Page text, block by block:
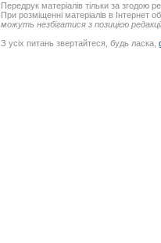
Передрук матеріалів тільки за згодою
При розміщенні матеріалів в Інтернет
можуть незбігатися з позицією редакції
З усіх питань звертайтеся, будь ласка,